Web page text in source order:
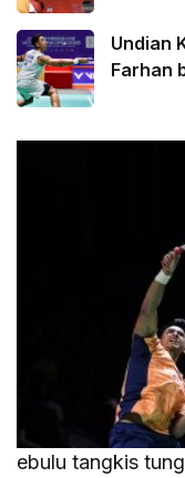
Undian
Farhan
ebulu tangkis